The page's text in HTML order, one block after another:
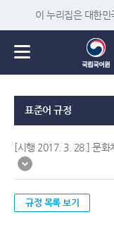
이 누리집은 대한민
표준어 규정
[시행 2017. 3. 28.] 문
규정 목록 보기